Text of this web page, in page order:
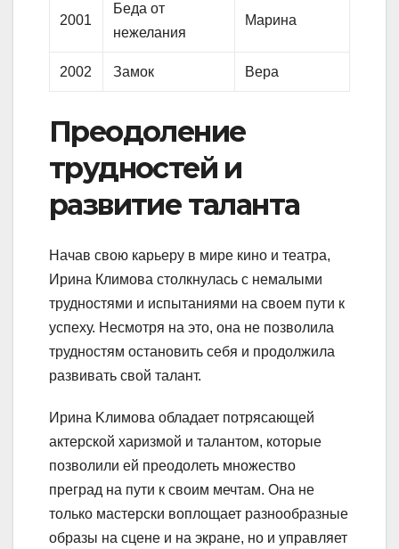
2001
Беда от
нежелания
Марина
2002 Замок Вера
Преодоление
трудностей и
развитие таланта
Начав свою карьеру в мире кино и театра,
Ирина Климова столкнулась с немалыми
трудностями и испытаниями на своем пути к
успеху. Несмотря на это, она не позволила
трудностям остановить себя и продолжила
развивать свой талант.
Ирина Kлимова обладает потрясающей
актерской харизмой и талантом, которые
позволили ей преодолеть множество
преград на пути к своим мечтам. Она не
только мастерски воплощает разнообразные
образы на сцене и на экране, но и управляет